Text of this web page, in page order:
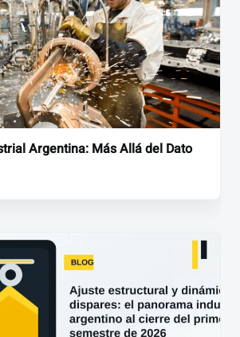
Argentina: Más Allá del Dato